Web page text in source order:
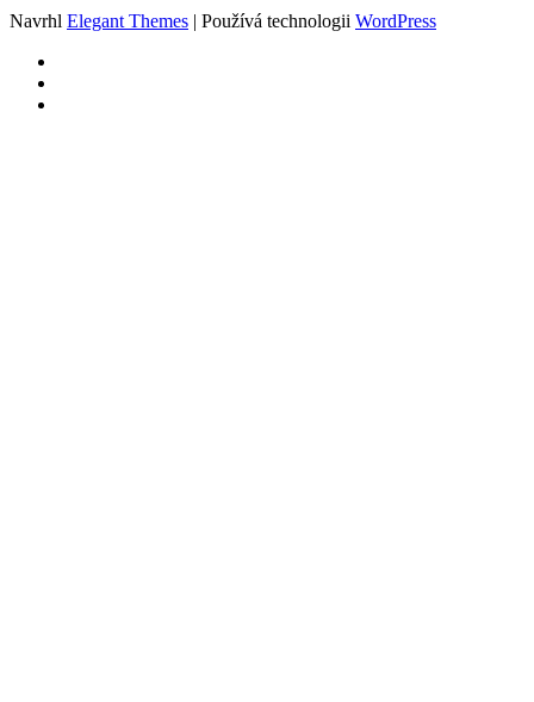
Navrhl Elegant Themes | Používá technologii WordPress